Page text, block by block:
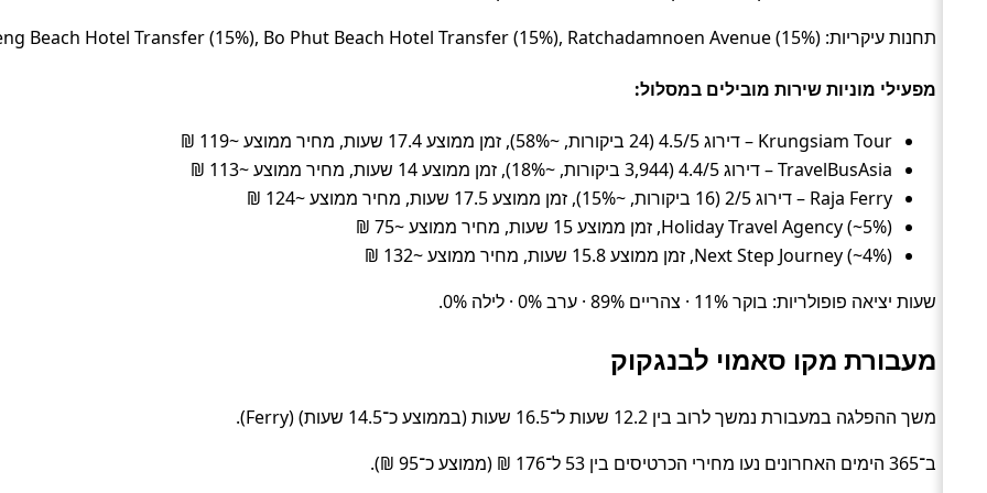
תחנות עיקריות: Chaweng Beach Hotel Transfer (15%), Bo Phut Beach Hotel Transfer (15%), Ratchadamnoen Avenue (15%).
מפעילי מוניות שירות מובילים במסלול:
Krungsiam Tour – דירוג 4.5/5 (24 ביקורות, ~58%), זמן ממוצע 17.4 שעות, מחיר ממוצע ~119 ₪
TravelBusAsia – דירוג 4.4/5 (3,944 ביקורות, ~18%), זמן ממוצע 14 שעות, מחיר ממוצע ~113 ₪
Raja Ferry – דירוג 2/5 (16 ביקורות, ~15%), זמן ממוצע 17.5 שעות, מחיר ממוצע ~124 ₪
Holiday Travel Agency (~5%), זמן ממוצע 15 שעות, מחיר ממוצע ~75 ₪
Next Step Journey (~4%), זמן ממוצע 15.8 שעות, מחיר ממוצע ~132 ₪
שעות יציאה פופולריות: בוקר 11% · צהריים 89% · ערב 0% · לילה 0%.
מעבורת מקו סאמוי לבנגקוק
משך ההפלגה במעבורת נמשך לרוב בין 12.2 שעות ל־16.5 שעות (בממוצע כ־14.5 שעות) (Ferry).
ב־365 הימים האחרונים נעו מחירי הכרטיסים בין 53 ל־176 ₪ (ממוצע כ־95 ₪).